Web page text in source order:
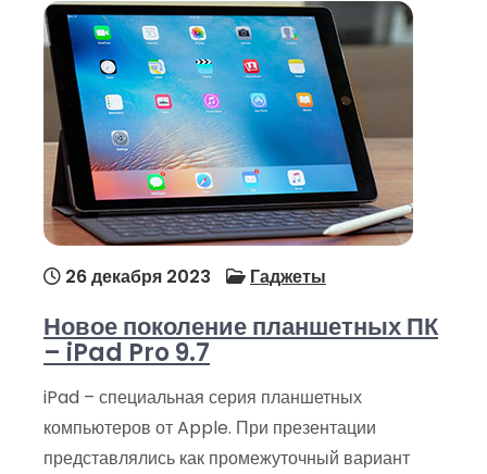
26 декабря 2023 Гаджеты
Новое поколение планшетных ПК
– iPad Pro 9.7
iPad – специальная серия планшетных
компьютеров от Apple. При презентации
представлялись как промежуточный вариант